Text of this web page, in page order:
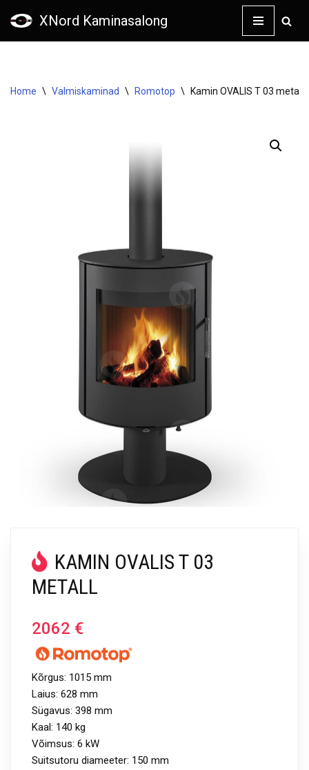
XNord Kaminasalong
Home \ Valmiskaminad \ Romotop \ Kamin OVALIS T 03 metall
KAMIN OVALIS T 03
METALL
2062 €
Kõrgus: 1015 mm
Laius: 628 mm
Sügavus: 398 mm
Kaal: 140 kg
Võimsus: 6 kW
Suitsutoru diameeter: 150 mm